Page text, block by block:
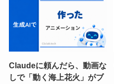
Claudeに頼んだら、動画な
しで「動く海上花火」がブ